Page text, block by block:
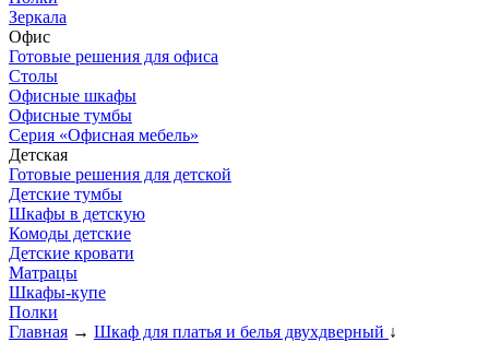
Зеркала
Офис
Готовые решения для офиса
Столы
Офисные шкафы
Офисные тумбы
Серия «Офисная мебель»
Детская
Готовые решения для детской
Детские тумбы
Шкафы в детскую
Комоды детские
Детские кровати
Матрацы
Шкафы-купе
Полки
Главная → Шкаф для платья и белья двухдверный ↓